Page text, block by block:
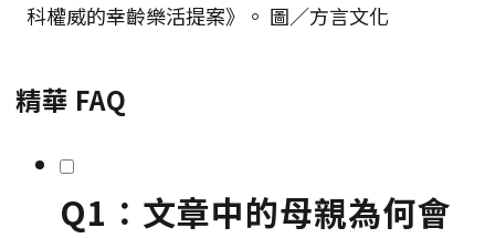
科權威的幸齡樂活提案》。 圖／方言文化
精華 FAQ
Q1：文章中的母親為何會